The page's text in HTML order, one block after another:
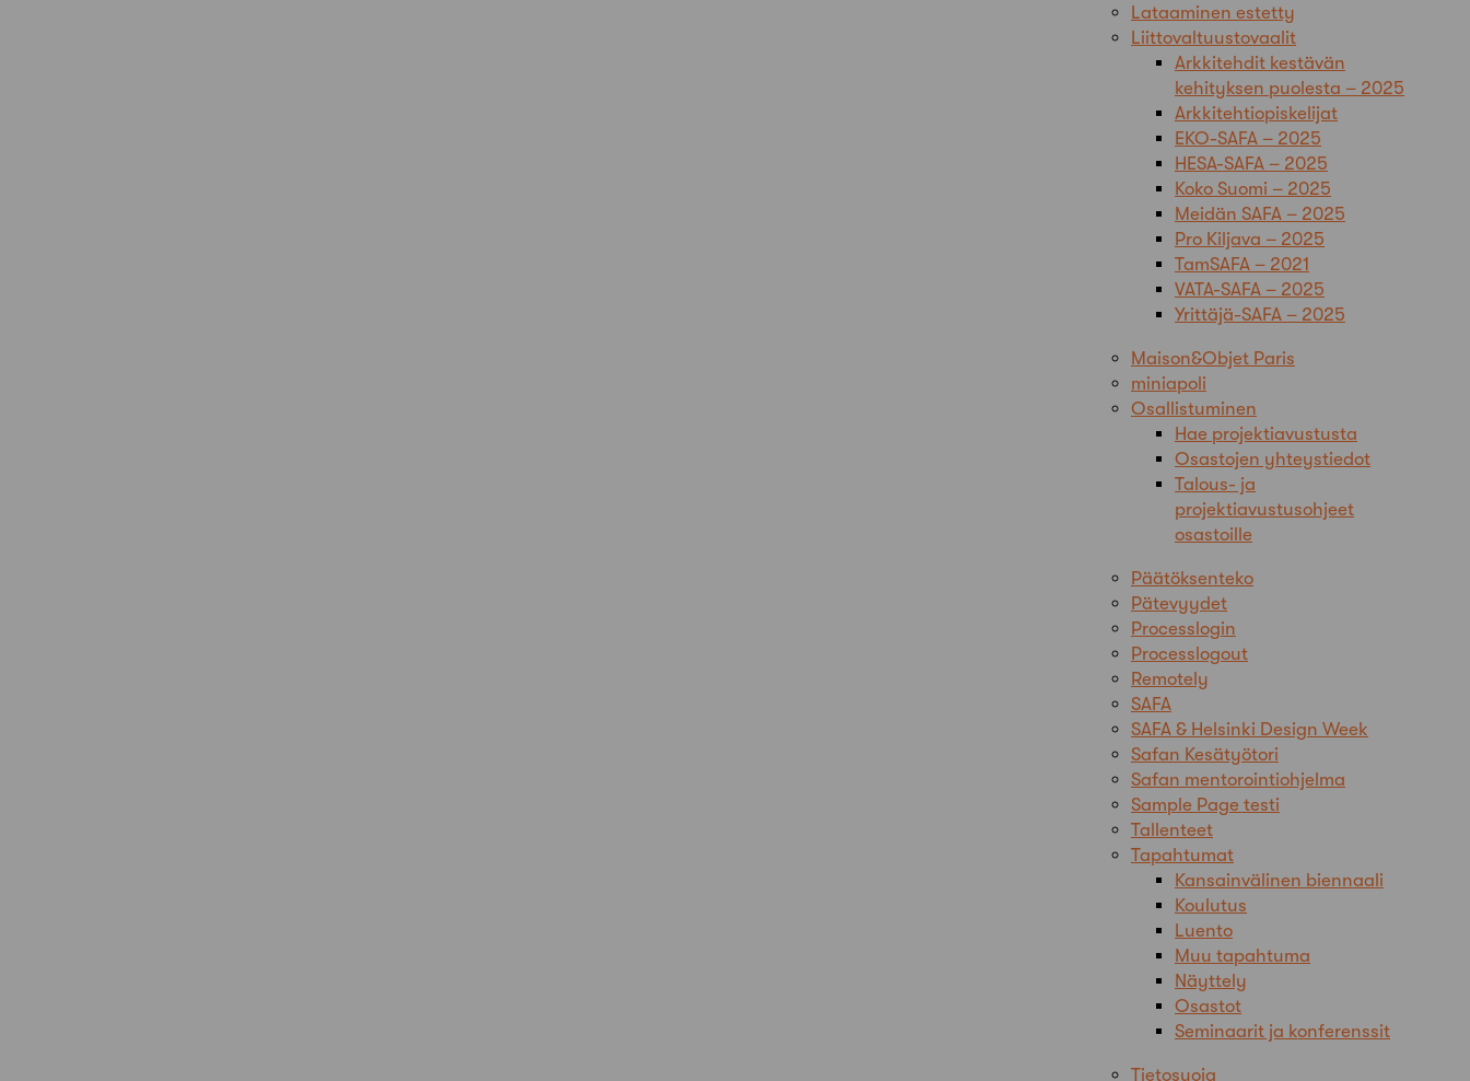
Lataaminen estetty
Liittovaltuustovaalit
Arkkitehdit kestävän
kehityksen puolesta – 2025
Arkkitehtiopiskelijat
EKO-SAFA – 2025
HESA-SAFA – 2025
Koko Suomi – 2025
Meidän SAFA – 2025
Pro Kiljava – 2025
TamSAFA – 2021
VATA-SAFA – 2025
Yrittäjä-SAFA – 2025
Maison&Objet Paris
miniapoli
Osallistuminen
Hae projektiavustusta
Osastojen yhteystiedot
Talous- ja
projektiavustusohjeet
osastoille
Päätöksenteko
Pätevyydet
Processlogin
Processlogout
Remotely
SAFA
SAFA & Helsinki Design Week
Safan Kesätyötori
Safan mentorointiohjelma
Sample Page testi
Tallenteet
Tapahtumat
Kansainvälinen biennaali
Koulutus
Luento
Muu tapahtuma
Näyttely
Osastot
Seminaarit ja konferenssit
Tietosuoja